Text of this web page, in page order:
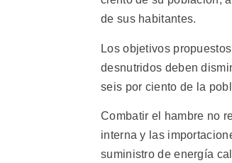
de sus habitantes.
Los objetivos
desnutridos deben
seis por ciento de la
Combatir el hambre no
interna y las
suministro de energía